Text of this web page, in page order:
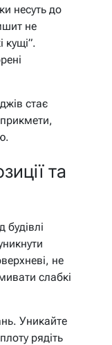
несуть до
не
кущі”.
стає
та
будівлі
не
слабкі
Уникайте
рядіть